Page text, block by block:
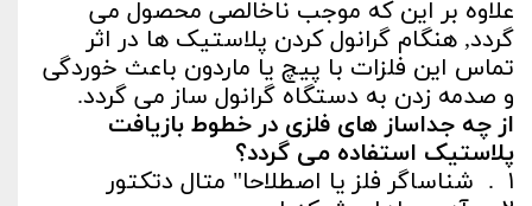
علاوه بر این که موجب ناخالصی محصول می
گردد, هنگام گرانول کردن پلاستیک ها در اثر
تماس این فلزات با پیچ یا ماردون باعث خوردگی
و صدمه زدن به دستگاه گرانول ساز می گردد.
از چه جداساز های فلزی در خطوط بازیافت
پلاستیک استفاده می گردد؟
۱ . شناساگر فلز یا اصطلاحا" متال دتکتور